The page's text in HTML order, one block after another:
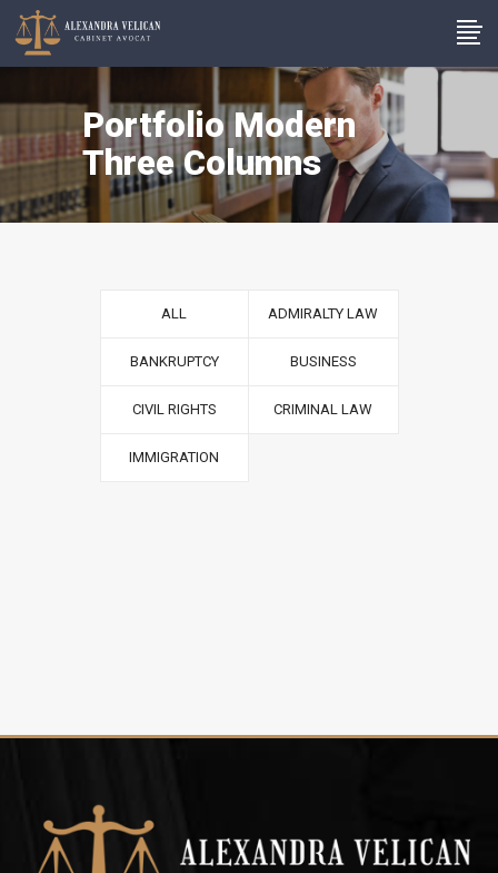
Portfolio Modern
Three Columns
ALL ADMIRALTY LAW
BANKRUPTCY BUSINESS
CIVIL RIGHTS CRIMINAL LAW
IMMIGRATION